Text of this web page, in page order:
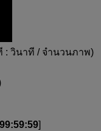
: วินาที / จำนวนภาพ)
]